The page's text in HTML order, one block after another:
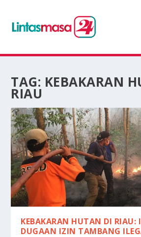
TAG: KEBAKARAN
RIAU
KEBAKARAN HUTAN DI RIAU:
DUGAAN IZIN TAMBANG